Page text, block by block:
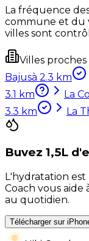
La fréquence
commune et du
villes sont
Villes proches
Bajusà 2.3 km
3.1 km La
3.3 km La
Buvez 1,5L
L'hydratation est
Coach vous
au quotidien.
Télécharger sur